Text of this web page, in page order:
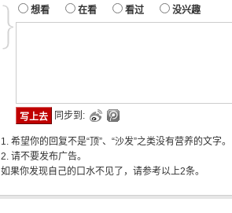
想看 在看 看过 没兴趣
同步到:
1. 希望你的回复不是“顶”、“沙发”之类没有营养的文字。
2. 请不要发布广告。
如果你发现自己的口水不见了，请参考以上2条。